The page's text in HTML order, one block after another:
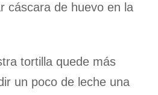
cáscara de huevo en la
tortilla quede más
un poco de leche una